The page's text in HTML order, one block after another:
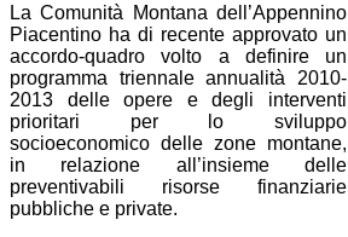
La Comunità Montana dell’Appennino
Piacentino ha di recente approvato un
accordo-quadro volto a definire un
programma triennale annualità 2010-
2013 delle opere e degli interventi
prioritari per lo sviluppo
socioeconomico delle zone montane,
in relazione all’insieme delle
preventivabili risorse finanziarie
pubbliche e private.